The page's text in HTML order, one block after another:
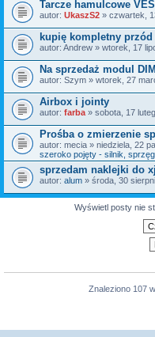
Tarcze hamulcowe
autor: UkaszS2 » czwartek,
kupię kompletny przód
autor: Andrew » wtorek, 17
Na sprzedaż modul
autor: Szym » wtorek, 27
Airbox i jointy
autor: farba » sobota, 17
Prośba o zmierzenie
autor: mecia » niedziela, 22
szeroko pojęty - silnik,
sprzedam naklejki do
autor: alum » środa, 30
Wyświetl posty nie
Znaleziono 107